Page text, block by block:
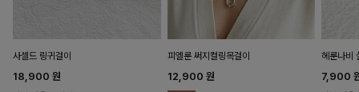
사셀드 링귀걸이
18,900 원
피엘룬 써지컬링목걸이
12,900 원
헤룬나비
7,900